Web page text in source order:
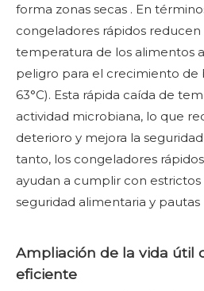
forma zonas secas . En
congeladores rápidos
temperatura de los alimentos
peligro para el crecimiento de
63°C). Esta rápida caída de
actividad microbiana, lo que
deterioro y mejora la
tanto, los congeladores
ayudan a cumplir con estrictos
seguridad alimentaria y pautas
Ampliación de la vida útil
eficiente